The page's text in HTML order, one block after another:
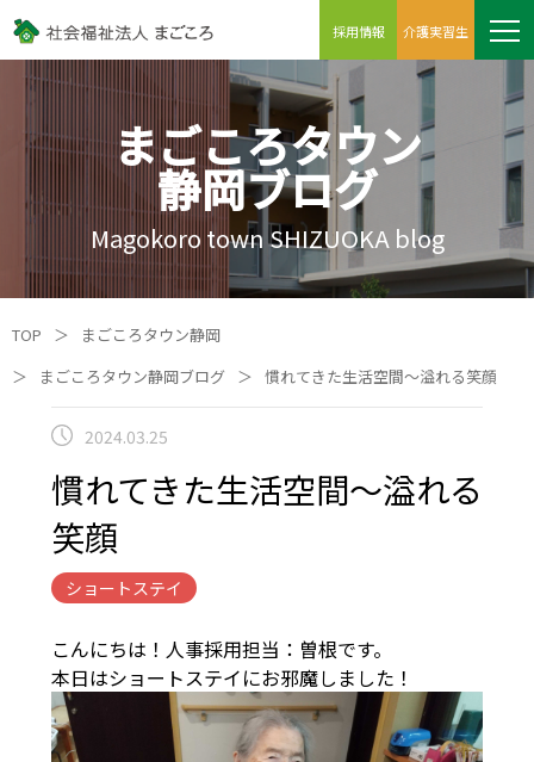
採用情報 介護実習生
まごころタウン
静岡ブログ
Magokoro town SHIZUOKA blog
TOP ＞
まごころタウン静岡
＞
まごころタウン静岡ブログ ＞ 慣れてきた生活空間～溢れる笑顔
2024.03.25
慣れてきた生活空間～溢れる
笑顔
ショートステイ
こんにちは！人事採用担当：曽根です。
本日はショートステイにお邪魔しました！